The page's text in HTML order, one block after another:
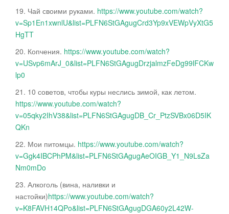
19. Чай своими руками. https://www.youtube.com/watch?
v=Sp1En1xwnlU&list=PLFN6StGAgugCrd3Yp9xVEWpVyXtG5
HgTT
20. Копчения. https://www.youtube.com/watch?
v=USvp6mArJ_0&list=PLFN6StGAgugDrzjalmzFeDg99lFCKw
lp0
21. 10 советов, чтобы куры неслись зимой, как летом.
https://www.youtube.com/watch?
v=05qky2IhV38&list=PLFN6StGAgugDB_Cr_PtzSVBx06D5IK
QKn
22. Мои питомцы. https://www.youtube.com/watch?
v=Ggk4IBCPhPM&list=PLFN6StGAgugAeOIGB_Y1_N9LsZa
Nm0mDo
23. Алкоголь (вина, наливки и
настойки)https://www.youtube.com/watch?
v=K8FAVH14QPo&list=PLFN6StGAgugDGA60y2L42W-